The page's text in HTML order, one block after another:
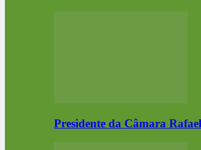
Presidente da Câmara